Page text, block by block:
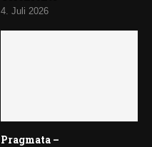
4. Juli 2026
Pragmata –